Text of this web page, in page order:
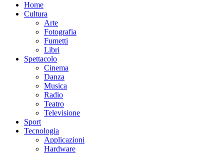
Home
Cultura
Arte
Fotografia
Fumetti
Libri
Spettacolo
Cinema
Danza
Musica
Radio
Teatro
Televisione
Sport
Tecnologia
Applicazioni
Hardware